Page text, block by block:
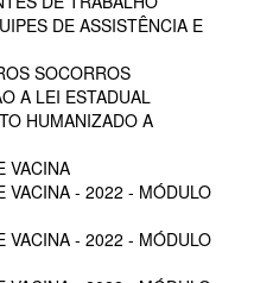
DE ASSISTÊNCIA E
SOCORROS
A LEI ESTADUAL
HUMANIZADO A
VACINA
VACINA - 2022 - MÓDULO
VACINA - 2022 - MÓDULO